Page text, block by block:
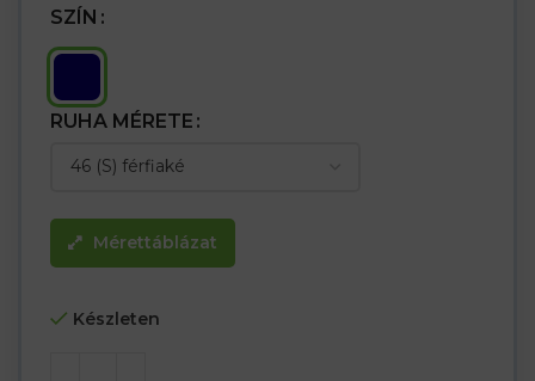
SZÍN
RUHA MÉRETE
Mérettáblázat
Készleten